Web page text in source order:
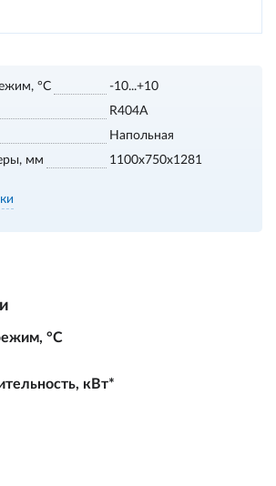
°С
-10...+10
R404A
Напольная
мм
1100х750х1281
°С
кВт*